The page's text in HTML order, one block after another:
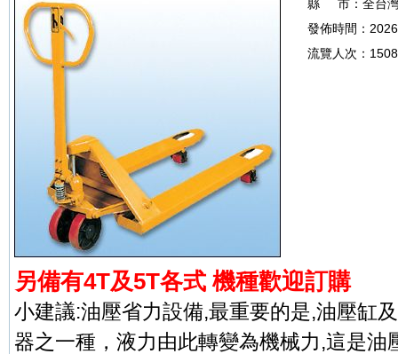
縣 市： 全台
發佈時間：
流覽人次：
另備有4T及5T各式 機種歡迎訂購
小建議:油壓省力設備,最重要的是,油壓缸
器之一種，液力由此轉變為機械力,這是油